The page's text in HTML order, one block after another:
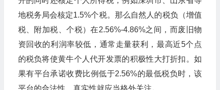
地税务局会核定1.5%个税。那么自然人的税负（增值
税、附加税、个税）在2.56%-4.86%之间，而废旧物
资回收的利润率较低，通常走量获利，最高近5个点
的税负将使黄牛个人代开发票的积极性大打折扣。如
果有平台承诺收费比例低于2.56%的最低税负时，该
平台的合法性、真实性就应当格外关注。